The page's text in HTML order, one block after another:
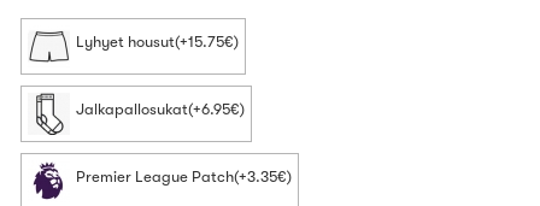
Lyhyet housut(+15.75€)
Jalkapallosukat(+6.95€)
Premier League Patch(+3.35€)